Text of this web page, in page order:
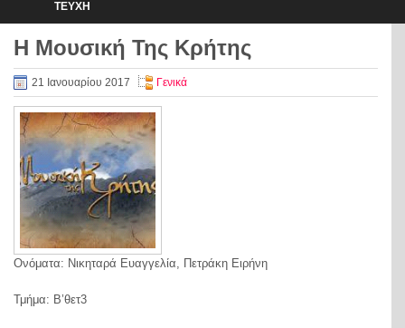
ΤΕΥΧΗ
Η Μουσική Της Κρήτης
21 Ιανουαρίου 2017 Γενικά
Ονόματα: Νικηταρά Ευαγγελία, Πετράκη Ειρήνη
Τμήμα: Β’θετ3